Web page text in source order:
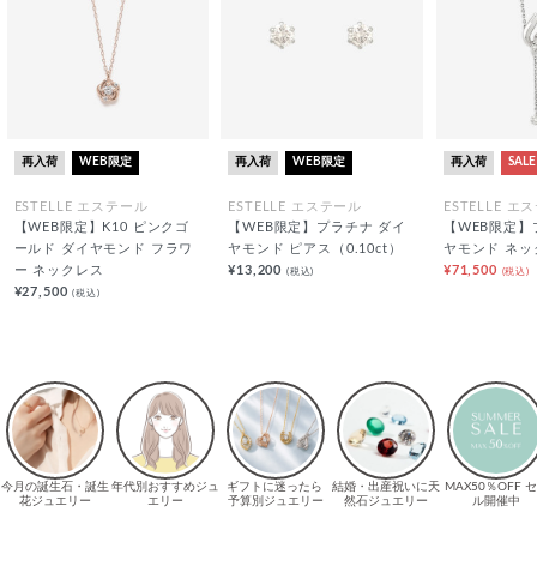
再入荷 WEB限定
ESTELLE エステール
【WEB限定】K10 ピンクゴ
ールド ダイヤモンド フラワ
ー ネックレス
¥27,500(税込)
再入荷 WEB限定
ESTELLE エステール
【WEB限定】プラチナ ダイ
ヤモンド ピアス（0.10ct）
¥13,200 (税込)
再入荷 SALE
ESTELLE エ
【WEB限定
ヤモンド ネッ
¥71,500 (税込)